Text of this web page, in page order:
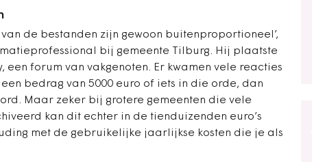
van de bestanden zijn gewoon buitenproportioneel’,
bij gemeente Tilburg. Hij plaatste
een forum van vakgenoten. Er kwamen vele reacties
bedrag van 5000 euro of iets in die orde, dan
Maar zeker bij grotere gemeenten die vele
kan dit echter in de tienduizenden euro’s
met de gebruikelijke jaarlijkse kosten die je als